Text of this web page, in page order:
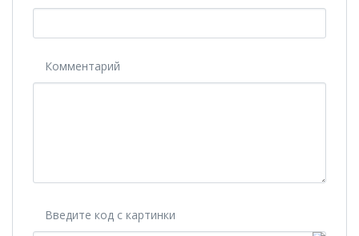
Комментарий
Введите код с картинки